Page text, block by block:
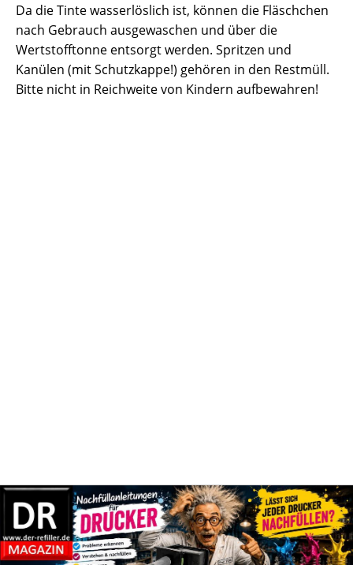
Da die Tinte wasserlöslich ist, können die Fläschchen
nach Gebrauch ausgewaschen und über die
Wertstofftonne entsorgt werden. Spritzen und
Kanülen (mit Schutzkappe!) gehören in den Restmüll.
Bitte nicht in Reichweite von Kindern aufbewahren!